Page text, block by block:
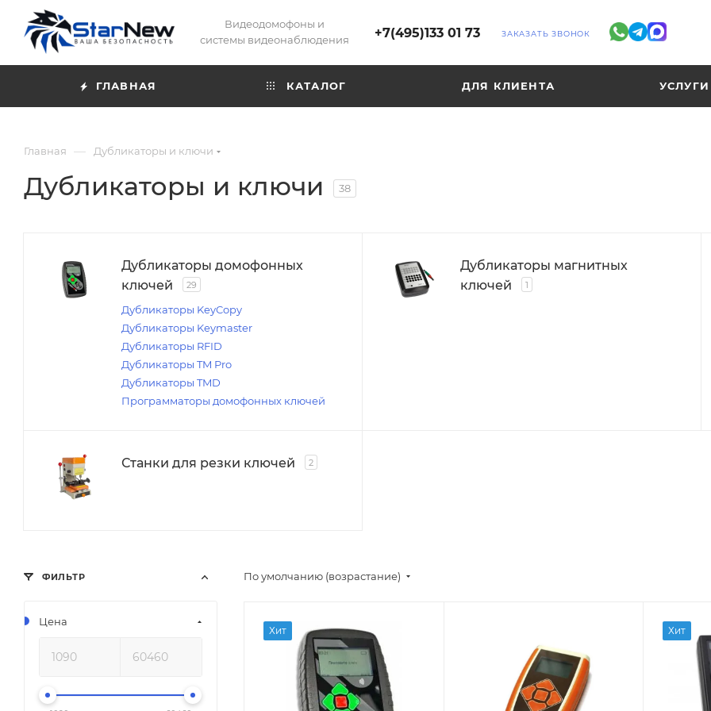
Видеодомофоны и
системы видеонаблюдения
+7(495)133 01 73 ЗАКАЗАТЬ ЗВОНОК
ГЛАВНАЯ КАТАЛОГ ДЛЯ КЛИЕНТА УСЛУГИ
Главная — Дубликаторы и ключи
Дубликаторы и ключи 38
Дубликаторы домофонных
ключей
29
Дубликаторы KeyCopy
Дубликаторы Keymaster
Дубликаторы RFID
Дубликаторы TM Pro
Дубликаторы TMD
Программаторы домофонных ключей
Дубликаторы магнитных
ключей
1
Станки для резки ключей 2
По умолчанию (возрастание)
Хит Хит
ФИЛЬТР
Цена